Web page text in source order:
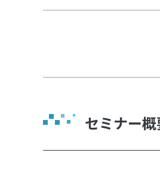
セミナー概